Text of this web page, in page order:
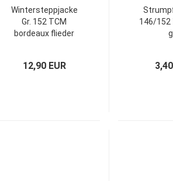
Wintersteppjacke
Gr. 152 TCM
bordeaux flieder
12,90 EUR
146/152